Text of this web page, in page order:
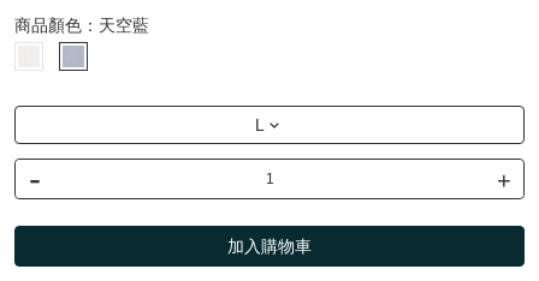
商品顏色： 天空藍
L
- +
加入購物車